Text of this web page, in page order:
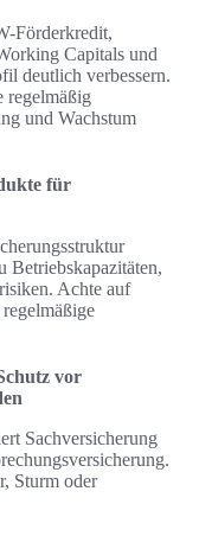
Förderkredit,
Capitals und
deutlich verbessern.
regelmäßig
und Wachstum
für
Betriebskapazitäten,
Achte auf
vor
Sachversicherung
Sturm oder